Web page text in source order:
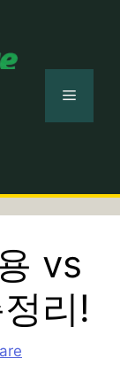
메
vs
리!